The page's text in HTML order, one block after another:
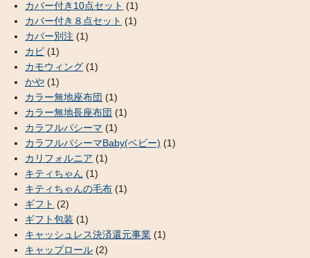
カバー付き10点セット (1)
カバー付き８点セット (1)
カバー別注 (1)
カビ (1)
カモウィング (1)
かや (1)
カラー無地座布団 (1)
カラー無地長座布団 (1)
カラフルパシーマ (1)
カラフルパシーマBaby(ベビー) (1)
カリフォルニア (1)
キティちゃん (1)
キティちゃんの毛布 (1)
ギフト (2)
ギフト包装 (1)
キャッシュレス決済還元事業 (1)
キャップロール (2)